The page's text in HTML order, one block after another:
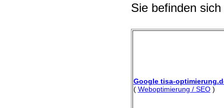
Sie befinden
Google tisa-
( Weboptimierung / SEO)